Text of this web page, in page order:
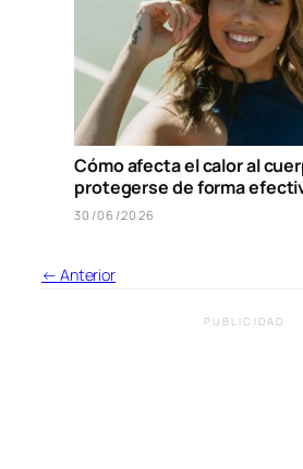
Cómo afecta el calor al
protegerse de forma
30/06/2026
← Anterior
PUBLICIDAD